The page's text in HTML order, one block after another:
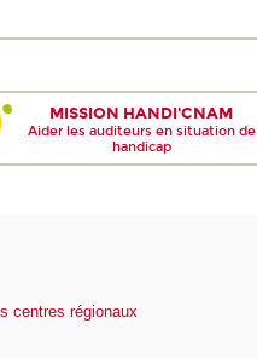
MISSION HANDI'CNAM
Aider les auditeurs en situation de
handicap
centres régionaux